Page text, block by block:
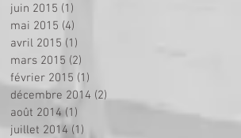
juin 2015 (1)
mai 2015 (4)
avril 2015 (1)
mars 2015 (2)
février 2015 (1)
décembre 2014 (2)
août 2014 (1)
juillet 2014 (1)